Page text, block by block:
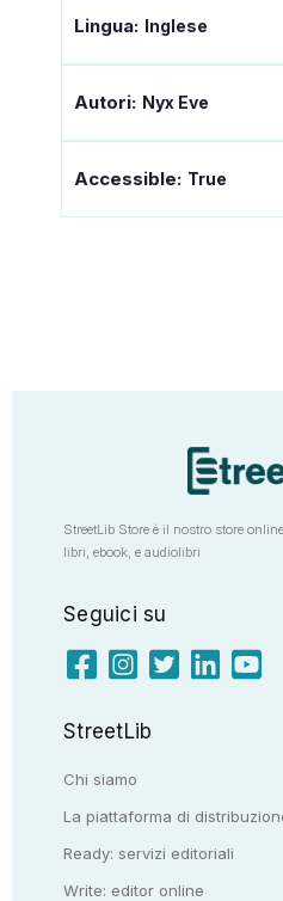
Lingua: Inglese
Autori: Nyx Eve
Accessible: True
StreetLib Store è il nostro store
libri, ebook, e audiolibri
Seguici su
StreetLib
Chi siamo
La piattaforma di
Ready: servizi editoriali
Write: editor online